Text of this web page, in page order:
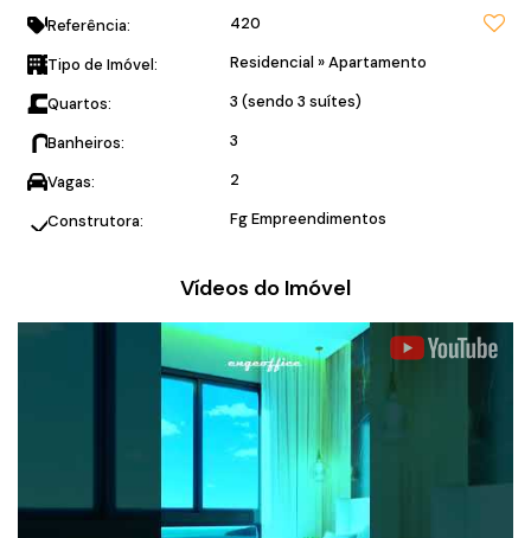
Referência: 420
Tipo de Imóvel: Residencial »Apartamento
Quartos: 3 (sendo 3 suítes)
Banheiros: 3
Vagas: 2
Construtora: Fg Empreendimentos
Vídeos do Imóvel